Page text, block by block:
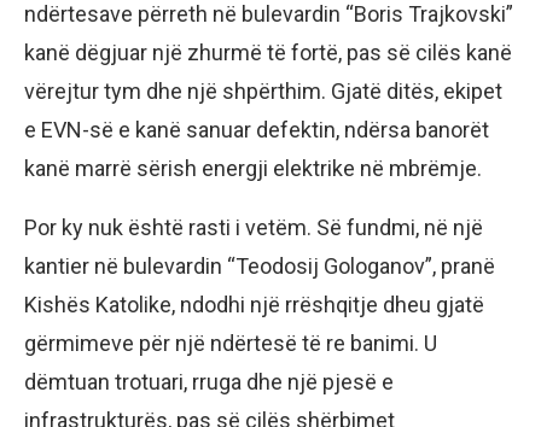
ndërtesave përreth në bulevardin “Boris Trajkovski”
kanë dëgjuar një zhurmë të fortë, pas së cilës kanë
vërejtur tym dhe një shpërthim. Gjatë ditës, ekipet
e EVN-së e kanë sanuar defektin, ndërsa banorët
kanë marrë sërish energji elektrike në mbrëmje.
Por ky nuk është rasti i vetëm. Së fundmi, në një
kantier në bulevardin “Teodosij Gologanov”, pranë
Kishës Katolike, ndodhi një rrëshqitje dheu gjatë
gërmimeve për një ndërtesë të re banimi. U
dëmtuan trotuari, rruga dhe një pjesë e
infrastrukturës, pas së cilës shërbimet